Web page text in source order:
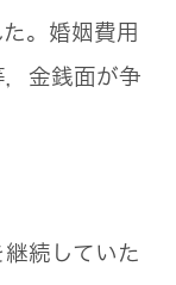
。婚姻費用
金銭面が争
続していた